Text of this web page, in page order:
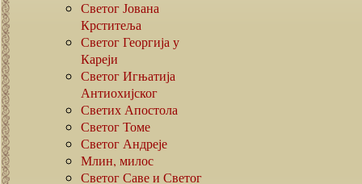
Светог Јована
Крститеља
Светог Георгија у
Кареји
Светог Игњатија
Антиохијског
Светих Апостола
Светог Томе
Светог Андреје
Млин, милос
Светог Саве и Светог